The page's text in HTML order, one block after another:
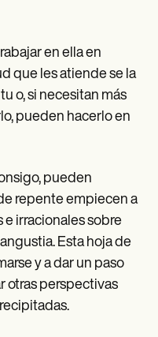
en ella en
que les atiende se la
o, si necesitan más
pueden hacerlo en
pueden
repente empiecen a
irracionales sobre
Esta hoja de
y a dar un paso
otras perspectivas